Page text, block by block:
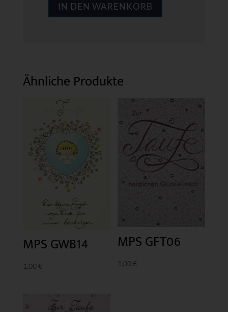
Menge
IN DEN WARENKORB
Ähnliche Produkte
MPS GWB14
1,00 €
MPS GFT06
1,00 €